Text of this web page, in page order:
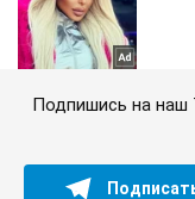
Подпишись на наш